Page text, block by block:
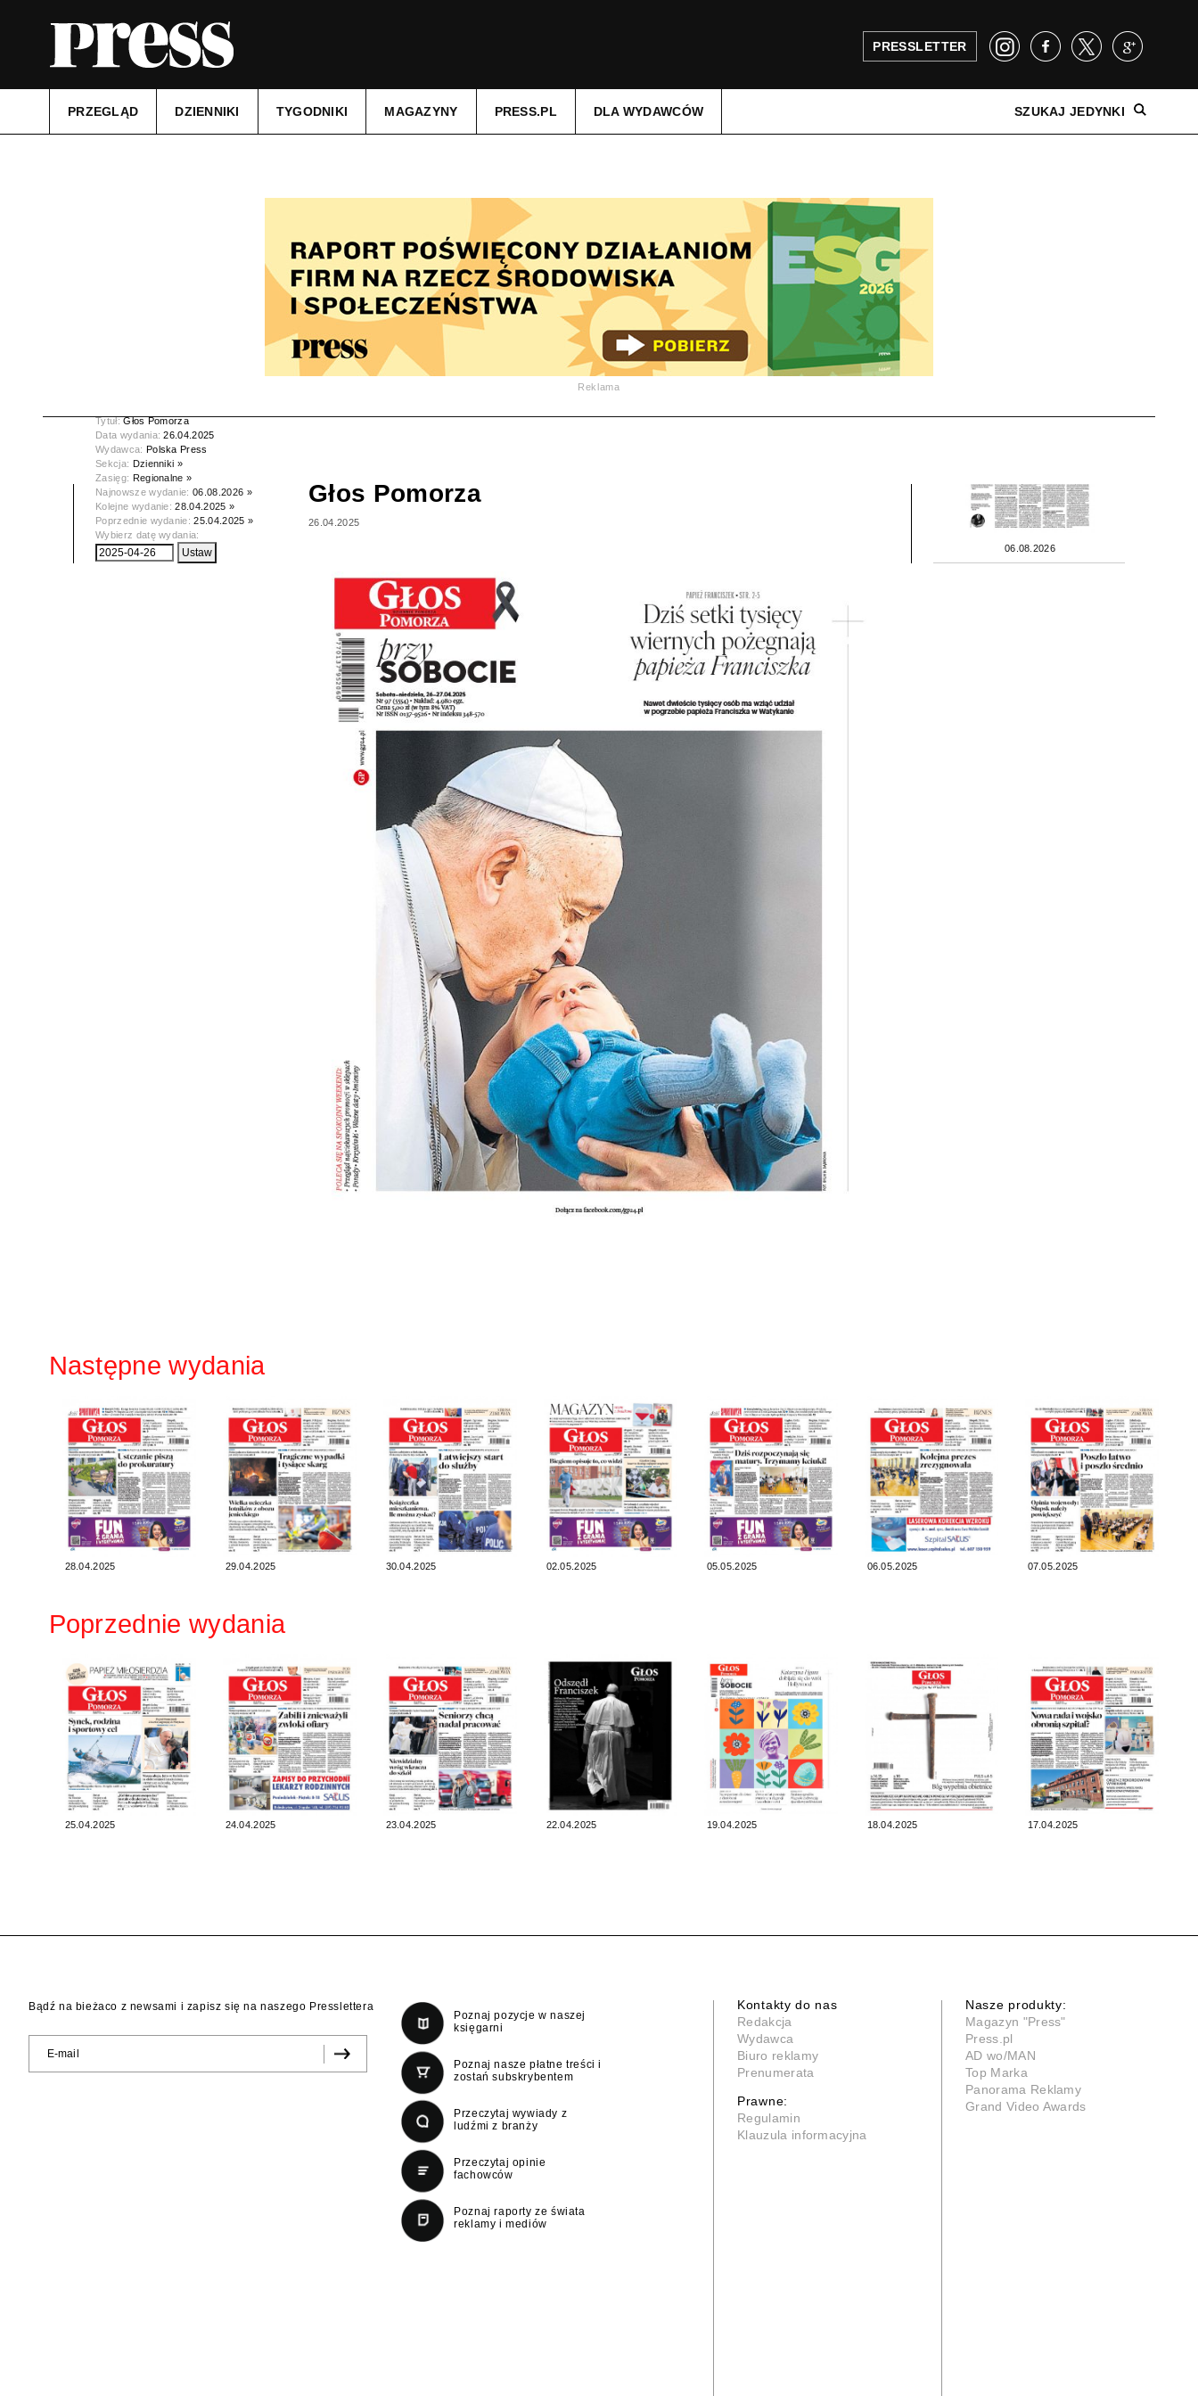
PRESSLETTER
PRZEGLĄD DZIENNIKI TYGODNIKI MAGAZYNY PRESS.PL DLA WYDAWCÓW SZUKAJ JEDYNKI
Reklama
Tytuł:Głos Pomorza
Data wydania:26.04.2025
Wydawca: Polska Press
Sekcja: Dzienniki »
Zasięg: Regionalne »
Najnowsze wydanie:06.08.2026 »
Kolejne wydanie:28.04.2025 »
Poprzednie wydanie:25.04.2025 »
Wybierz datę wydania:
Głos Pomorza
26.04.2025
06.08.2026
Następne wydania
28.04.2025 29.04.2025 30.04.2025 02.05.2025 05.05.2025 06.05.2025 07.05.2025
Poprzednie wydania
25.04.2025 24.04.2025 23.04.2025 22.04.2025 19.04.2025 18.04.2025 17.04.2025
Bądź na bieżaco z newsami i zapisz się na naszego Presslettera
Poznaj pozycje w naszej
księgarni
Poznaj nasze płatne treści i
zostań subskrybentem
Przeczytaj wywiady z
ludźmi z branży
Przeczytaj opinie
fachowców
Poznaj raporty ze świata
reklamy i mediów
Kontakty do nas
Redakcja
Wydawca
Biuro reklamy
Prenumerata
Prawne:
Regulamin
Klauzula informacyjna
Nasze produkty:
Magazyn "Press"
Press.pl
AD wo/MAN
Top Marka
Panorama Reklamy
Grand Video Awards